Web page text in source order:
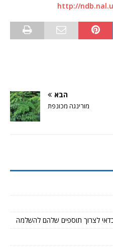
http://
הבא
מורינגה מכונפת